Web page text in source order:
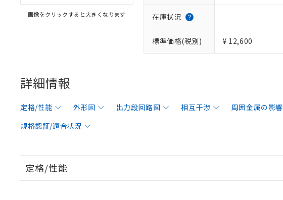
画像をクリックすると大きくなります 在庫状況
標準価格(税別) ¥ 12,600
詳細情報
定格/性能 外形図 出力段回路図 相互干渉 周囲金属の影響
規格認証/適合状況
定格/性能